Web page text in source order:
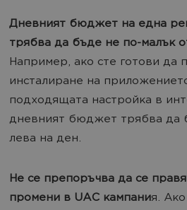
Дневният бюджет на една
трябва да бъде не по-малък
Например, ако сте готови да
инсталиране на
подходящата настройка в
дневният бюджет трябва да
лева на ден.
Не се препоръчва да се
промени в UAC кампания.